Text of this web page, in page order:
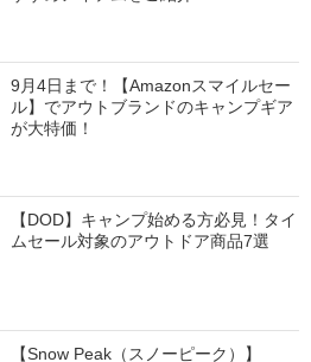
9月4日まで！【Amazonスマイルセー
ル】でアウトブランドのキャンプギア
が大特価！
【DOD】キャンプ始める方必見！タイ
ムセール対象のアウトドア商品7選
【Snow Peak（スノーピーク）】